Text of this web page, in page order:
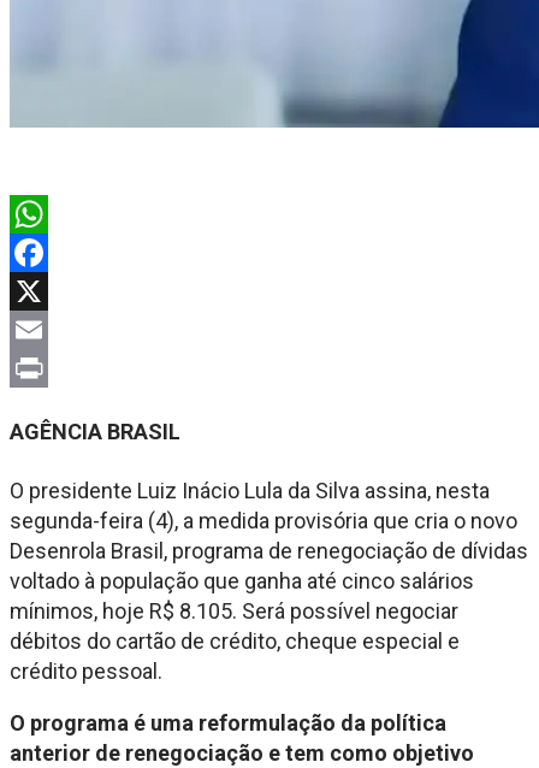
WhatsApp
Facebook
X
Email
AGÊNCIA BRASIL
O presidente Luiz Inácio Lula da Silva assina, nesta
segunda-feira (4), a medida provisória que cria o novo
Desenrola Brasil, programa de renegociação de dívidas
voltado à população que ganha até cinco salários
mínimos, hoje R$ 8.105. Será possível negociar
débitos do cartão de crédito, cheque especial e
crédito pessoal.
O programa é uma reformulação da política
anterior de renegociação e tem como objetivo